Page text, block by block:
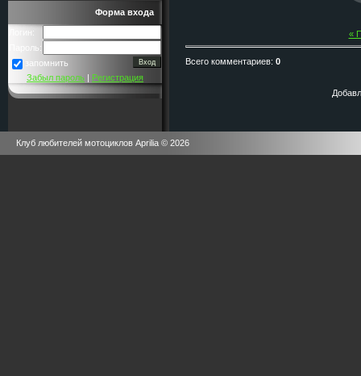
Форма входа
Логин:
Пароль:
запомнить
Забыл пароль | Регистрация
«
Всего комментариев: 0
Клуб любителей мотоциклов Aprilia © 2026